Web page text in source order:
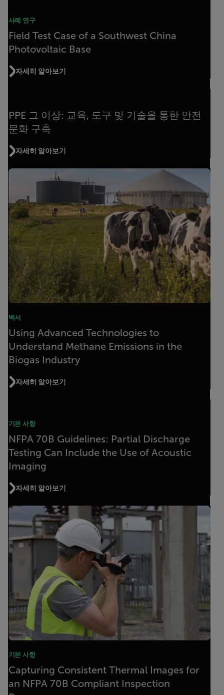
사례 연구
Field Test Case of a Southwest China
Photovoltaic Base
자세히 알아보기
PPE 그 이상: 교육, 도구 및 기술을 통한 안전
문화 구축
자세히 알아보기
백서
Using Advanced Technologies to
Understand Methane Emissions in the
Biogas Industry
자세히 알아보기
기본 사항
NFPA 70B Guidelines: Partial Discharge
Testing Can Include the Use of Acoustic
Imaging
자세히 알아보기
기본 사항
Capturing Consistent Thermal Images for
an NFPA 70B Compliant Inspection